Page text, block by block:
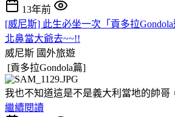
13年前
[威尼斯] 此生必坐一次「貢多拉
北鼻當大爺去~~!!
威尼斯 國外旅遊
[貢多拉Gondola篇]
我也不知道這是不是義大利當地的帥哥
繼續閱讀